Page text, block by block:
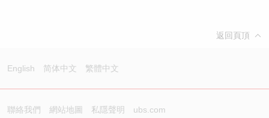
返回頁頂
English 简体中文 繁體中文
聯絡我們 網站地圖 私隱聲明 ubs.com